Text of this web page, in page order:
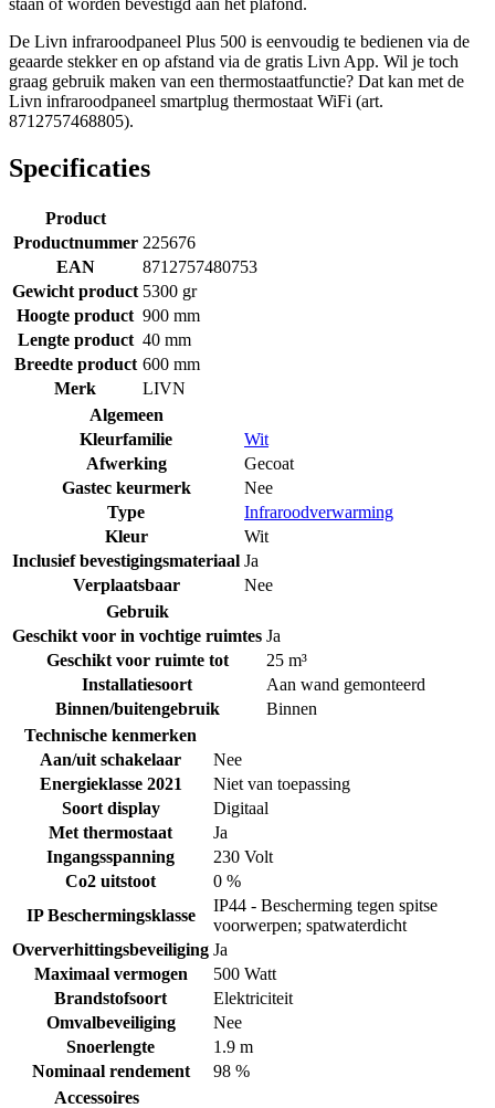
staan of worden bevestigd aan het plafond.
De Livn infraroodpaneel Plus 500 is eenvoudig te bedienen via de
geaarde stekker en op afstand via de gratis Livn App. Wil je toch
graag gebruik maken van een thermostaatfunctie? Dat kan met de
Livn infraroodpaneel smartplug thermostaat WiFi (art.
8712757468805).
Specificaties
Product
Productnummer 225676
EAN
8712757480753
Gewicht product 5300 gr
Hoogte product 900 mm
Lengte product 40 mm
Breedte product 600 mm
Merk
LIVN
Algemeen
Kleurfamilie
Wit
Afwerking
Gecoat
Gastec keurmerk
Nee
Type
Infraroodverwarming
Kleur
Wit
Inclusief bevestigingsmateriaal Ja
Verplaatsbaar
Nee
Gebruik
Geschikt voor in vochtige ruimtes Ja
Geschikt voor ruimte tot
25 m³
Installatiesoort
Aan wand gemonteerd
Binnen/buitengebruik
Binnen
Technische kenmerken
Aan/uit schakelaar
Nee
Energieklasse 2021
Niet van toepassing
Soort display
Digitaal
Met thermostaat
Ja
Ingangsspanning
230 Volt
Co2 uitstoot
0 %
IP Beschermingsklasse
IP44 - Bescherming tegen spitse
voorwerpen; spatwaterdicht
Oververhittingsbeveiliging Ja
Maximaal vermogen
500 Watt
Brandstofsoort
Elektriciteit
Omvalbeveiliging
Nee
Snoerlengte
1.9 m
Nominaal rendement
98 %
Accessoires